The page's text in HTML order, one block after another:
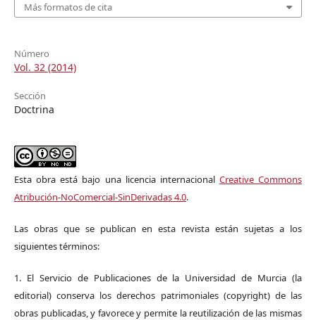
Más formatos de cita
Número
Vol. 32 (2014)
Sección
Doctrina
Esta obra está bajo una licencia internacional Creative Commons
Atribución-NoComercial-SinDerivadas 4.0.
Las obras que se publican en esta revista están sujetas a los
siguientes términos:
1. El Servicio de Publicaciones de la Universidad de Murcia (la
editorial) conserva los derechos patrimoniales (copyright) de las
obras publicadas, y favorece y permite la reutilización de las mismas